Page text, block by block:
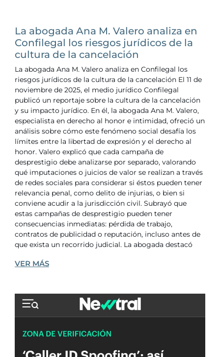
La abogada Ana M. Valero analiza en
Confilegal los riesgos jurídicos de la
cultura de la cancelación
La abogada Ana M. Valero analiza en Confilegal los
riesgos jurídicos de la cultura de la cancelación El 11 de
noviembre de 2025, el medio jurídico Confilegal
publicó un reportaje sobre la cultura de la cancelación
y su impacto jurídico. En él, la abogada Ana M. Valero,
especialista en derecho al honor e intimidad, ofreció un
análisis sobre cómo este fenómeno social desafía los
límites entre la libertad de expresión y el derecho al
honor. Valero explicó que cada campaña de
desprestigio debe analizarse por separado, valorando
qué imputaciones o juicios de valor se realizan a través
de redes sociales para considerar si éstos pueden tener
relevancia penal, como delito de injurias, o bien si
conviene acudir a la jurisdicción civil. Subrayó que
estas campañas de desprestigio pueden tener
consecuencias inmediatas: pérdida de trabajo,
contratos de publicidad o reputación, incluso antes de
que exista un recorrido judicial. La abogada destacó
VER MÁS